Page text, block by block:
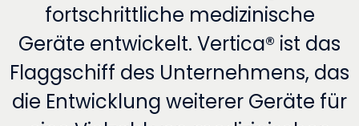
fortschrittliche medizinische
Geräte entwickelt. Vertica® ist das
Flaggschiff des Unternehmens, das
die Entwicklung weiterer Geräte für